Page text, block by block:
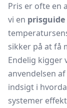
Pris er ofte en
vi en prisguide
sikker på at få
Endelig kigger
anvendelsen
indsigt i
systemer